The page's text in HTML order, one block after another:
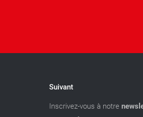
Suivant
Inscrivez-vous à notre